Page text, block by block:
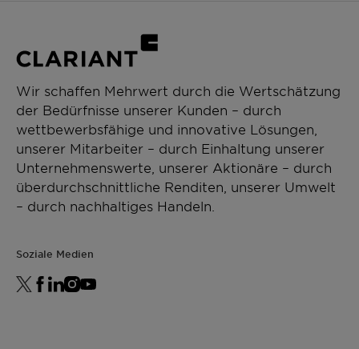
Wir schaffen Mehrwert durch die Wertschätzung
der Bedürfnisse unserer Kunden – durch
wettbewerbsfähige und innovative Lösungen,
unserer Mitarbeiter – durch Einhaltung unserer
Unternehmenswerte, unserer Aktionäre – durch
überdurchschnittliche Renditen, unserer Umwelt
– durch nachhaltiges Handeln.
Soziale Medien